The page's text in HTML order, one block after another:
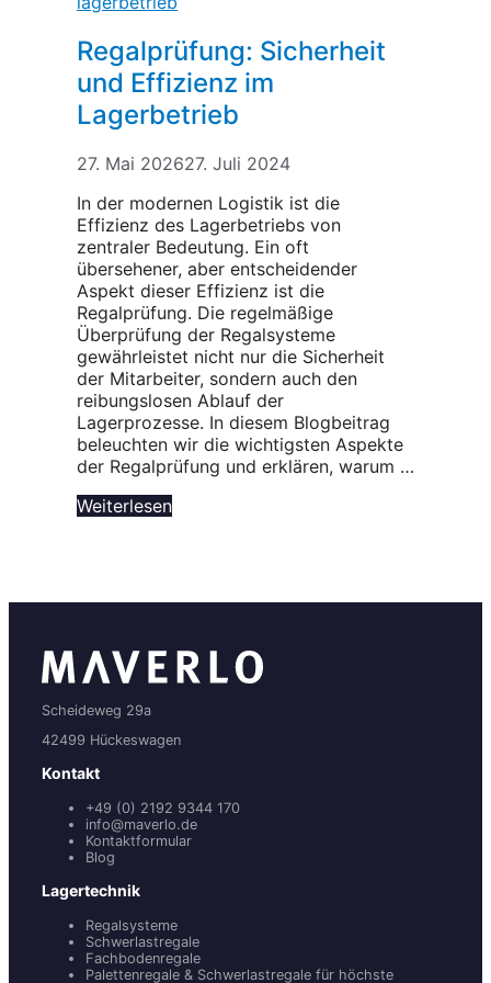
Regalprüfung: Sicherheit
und Effizienz im
Lagerbetrieb
27. Mai 202627. Juli 2024
In der modernen Logistik ist die
Effizienz des Lagerbetriebs von
zentraler Bedeutung. Ein oft
übersehener, aber entscheidender
Aspekt dieser Effizienz ist die
Regalprüfung. Die regelmäßige
Überprüfung der Regalsysteme
gewährleistet nicht nur die Sicherheit
der Mitarbeiter, sondern auch den
reibungslosen Ablauf der
Lagerprozesse. In diesem Blogbeitrag
beleuchten wir die wichtigsten Aspekte
der Regalprüfung und erklären, warum …
Weiterlesen
Scheideweg 29a
42499 Hückeswagen
Kontakt
+49 (0) 2192 9344 170
info@maverlo.de
Kontaktformular
Blog
Lagertechnik
Regalsysteme
Schwerlastregale
Fachbodenregale
Palettenregale & Schwerlastregale für höchste